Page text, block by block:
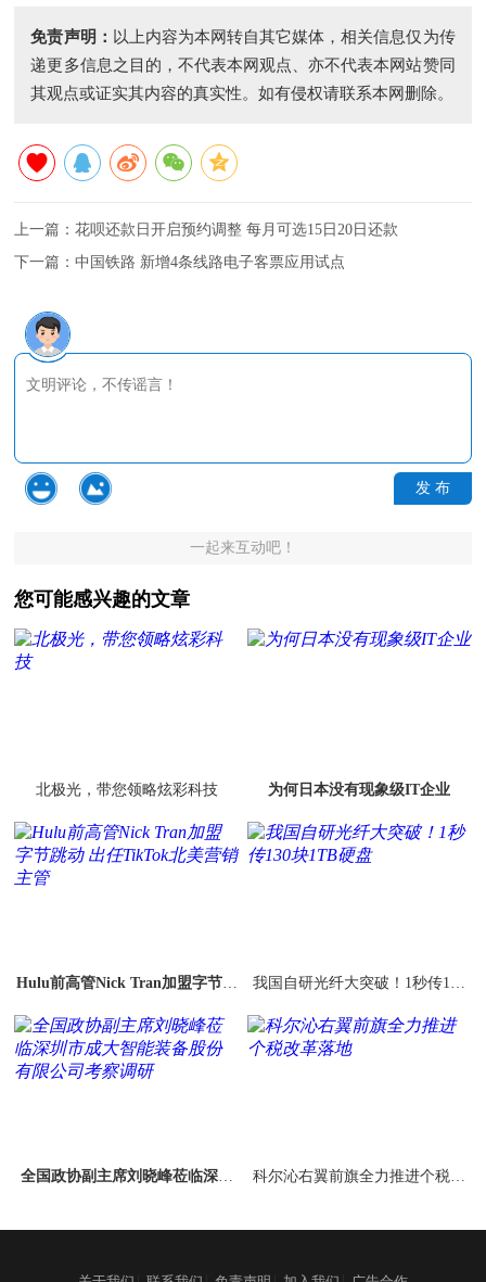
免责声明： 以上内容为本网转自其它媒体，相关信息仅为传
递更多信息之目的，不代表本网观点、亦不代表本网站赞同
其观点或证实其内容的真实性。如有侵权请联系本网删除。
上一篇：花呗还款日开启预约调整 每月可选15日20日还款
下一篇：中国铁路 新增4条线路电子客票应用试点
发 布
一起来互动吧！
您可能感兴趣的文章
北极光，带您领略炫彩科技 为何日本没有现象级IT企业
Hulu前高管Nick Tran加盟字节跳
我国自研光纤大突破！1秒传130
全国政协副主席刘晓峰莅临深圳
科尔沁右翼前旗全力推进个税改